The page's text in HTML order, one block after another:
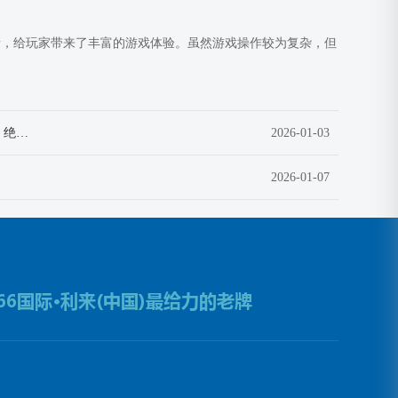
给玩家带来了丰富的游戏体验。虽然游戏操作较为复杂，但
“炫酷战斗，独特玩法，绝对成瘾！全新卡牌手游火热来袭！”(“全新卡牌手游”燃情登场：炫酷战斗与独特玩法助你沉浸其中，绝对成瘾！) 2026-01-03
2026-01-07